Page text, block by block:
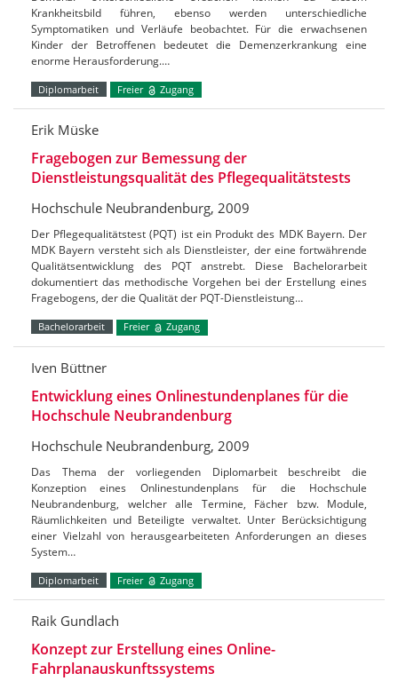
Krankheitsbild führen, ebenso werden unterschiedliche
Symptomatiken und Verläufe beobachtet. Für die erwachsenen
Kinder der Betroffenen bedeutet die Demenzerkrankung eine
enorme Herausforderung.…
Diplomarbeit Freier Zugang
Erik Müske
Fragebogen zur Bemessung der
Dienstleistungsqualität des Pflegequalitätstests
Hochschule Neubrandenburg, 2009
Der Pflegequalitätstest (PQT) ist ein Produkt des MDK Bayern. Der
MDK Bayern versteht sich als Dienstleister, der eine fortwährende
Qualitätsentwicklung des PQT anstrebt. Diese Bachelorarbeit
dokumentiert das methodische Vorgehen bei der Erstellung eines
Fragebogens, der die Qualität der PQT-Dienstleistung…
Bachelorarbeit Freier Zugang
Iven Büttner
Entwicklung eines Onlinestundenplanes für die
Hochschule Neubrandenburg
Hochschule Neubrandenburg, 2009
Das Thema der vorliegenden Diplomarbeit beschreibt die
Konzeption eines Onlinestundenplans für die Hochschule
Neubrandenburg, welcher alle Termine, Fächer bzw. Module,
Räumlichkeiten und Beteiligte verwaltet. Unter Berücksichtigung
einer Vielzahl von herausgearbeiteten Anforderungen an dieses
System…
Diplomarbeit Freier Zugang
Raik Gundlach
Konzept zur Erstellung eines Online-
Fahrplanauskunftssystems